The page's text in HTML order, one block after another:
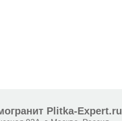
Plitka-Expert.ru